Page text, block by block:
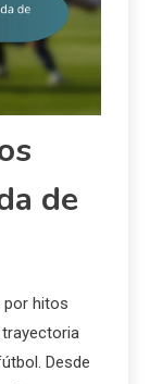
de
por hitos
Desde